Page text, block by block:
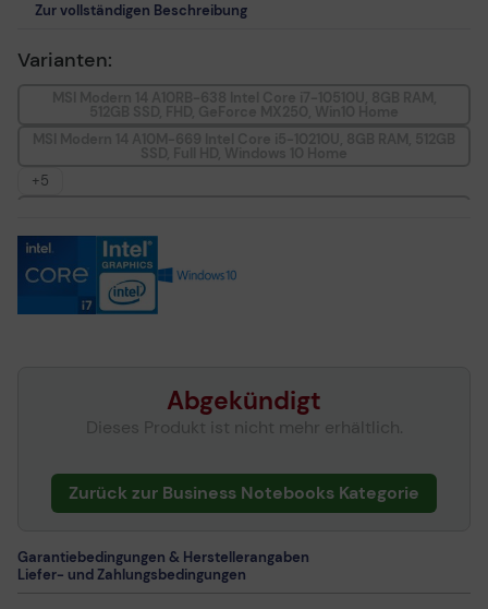
Zur vollständigen Beschreibung
Varianten:
+5
MSI 14 B11SB-085 Blue Stone Intel Core i7-1165G7, 16GB RAM,
512GB SSD, GeForce MX450
MSI 14 B11SB-086 Beige Mousse Intel Core i7-1165G7, 16GB RAM,
512GB SSD, GeForce MX450
512GB SSD, Intel Iris X
Abgekündigt
Dieses Produkt ist nicht mehr erhältlich.
Zurück zur Business Notebooks Kategorie
Garantiebedingungen & Herstellerangaben
Liefer- und Zahlungsbedingungen